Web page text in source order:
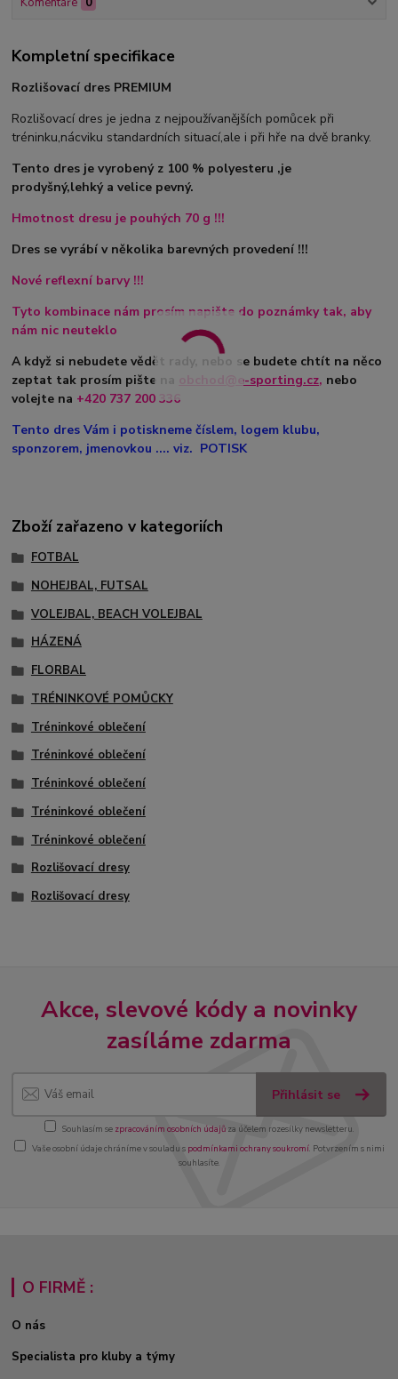
Kompletní specifikace
Rozlišovací dres PREMIUM
Rozlišovací dres je jedna z nejpoužívanějších pomůcek při
tréninku,nácviku standardních situací,ale i při hře na dvě branky.
Tento dres je vyrobený z 100 % polyesteru ,je
prodyšný,lehký a velice pevný.
Hmotnost dresu je pouhých 70 g !!!
Dres se vyrábí v několika barevných provedení !!!
Nové reflexní barvy !!!
Tyto kombinace nám prosím napište do poznámky tak, aby
nám nic neuteklo
A když si nebudete vědět rady, nebo se budete chtít na něco
zeptat tak prosím pište na obchod@e-sporting.cz, nebo
volejte na +420 737 200 336
Tento dres Vám i potiskneme číslem, logem klubu,
sponzorem, jmenovkou .... viz. POTISK
Zboží zařazeno v kategoriích
FOTBAL
NOHEJBAL, FUTSAL
VOLEJBAL, BEACH VOLEJBAL
HÁZENÁ
FLORBAL
TRÉNINKOVÉ POMŮCKY
Tréninkové oblečení
Tréninkové oblečení
Tréninkové oblečení
Tréninkové oblečení
Tréninkové oblečení
Rozlišovací dresy
Rozlišovací dresy
Akce, slevové kódy a novinky
zasíláme zdarma
Přihlásit se
Souhlasím se zpracováním osobních údajůza účelem rozesílky newsletteru.
Vaše osobní údaje chráníme v souladu s podmínkami ochrany soukromí. Potvrzením s nimi
souhlasíte.
O FIRMĚ :
O nás
Specialista pro kluby a týmy